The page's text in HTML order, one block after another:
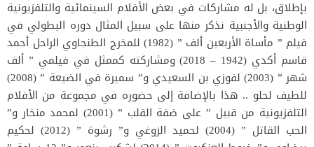
بإطلاق، بل له مشاركات في بعض الأفلام السينمائية والتلفزيونية
الوطنية والأجنبية نذكر منها على سبيل المثال دوره البطولي في
فيلم ” مأساة الأربعين ألف ” (1982) للمخرج الطنجاوي الراحل أحمد
قاسم أكدي (1942 – 2018) ومشاركته كممثل في فيلمي ” ألف
شهر ” (2003) لفوزي بن السعيدي و” سميرة في الضيعة ” (2008)
للطيف لحلو .. هذا بالإضافة إلى حضوره في مجموعة من الأفلام
التلفزيونية من قبيل ” على ضفة القلب ” (2001) لمحمد منخار و”
الحب القاتل ” (2004) لحميد الزوغي و” رشوة ” (2012) لحكيم